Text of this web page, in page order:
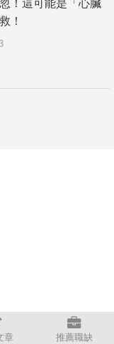
章 推薦職缺
！這可能是「心臟
！